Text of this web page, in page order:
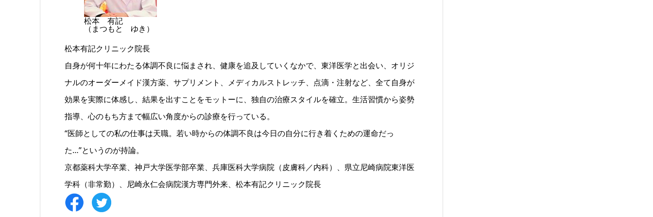
松本 有記
（まつもと ゆき）
松本有記クリニック院長
自身が何十年にわたる体調不良に悩まされ、健康を追及していくなかで、東洋医学と出会い、オリジ
ナルのオーダーメイド漢方薬、サプリメント、メディカルストレッチ、点滴・注射など、全て自身が
効果を実際に体感し、結果を出すことをモットーに、独自の治療スタイルを確立。生活習慣から姿勢
指導、心のもち方まで幅広い角度からの診療を行っている。
“医師としての私の仕事は天職。若い時からの体調不良は今日の自分に行き着くための運命だっ
た…”というのが持論。
京都薬科大学卒業、神戸大学医学部卒業、兵庫医科大学病院（皮膚科／内科）、県立尼崎病院東洋医
学科（非常勤）、尼崎永仁会病院漢方専門外来、松本有記クリニック院長